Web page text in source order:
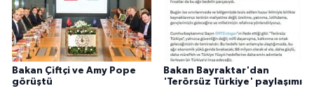
Bakan Çiftçi ve Amy Pope
görüştü
Bakan Bayraktar'dan
'Terörsüz Türkiye' paylaşımı